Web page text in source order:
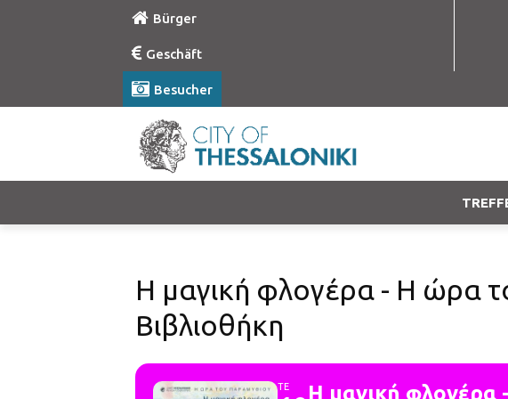
Bürger
Geschäft
Besucher
Η μαγική φλογέρα - Η ώρα
Βιβλιοθήκη
ΤΕ Η μαγική φλογέρα